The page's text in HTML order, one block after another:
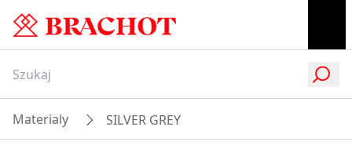
Materialy SILVER GREY